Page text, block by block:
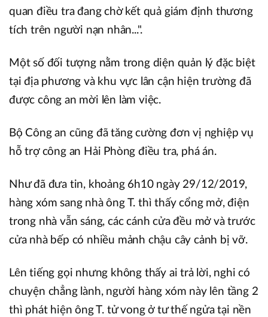
quan điều tra đang chờ kết quả giám định thương
tích trên người nạn nhân...".
Một số đối tượng nằm trong diện quản lý đặc biệt
tại địa phương và khu vực lân cận hiện trường đã
được công an mời lên làm việc.
Bộ Công an cũng đã tăng cường đơn vị nghiệp vụ
hỗ trợ công an Hải Phòng điều tra, phá án.
Như đã đưa tin, khoảng 6h10 ngày 29/12/2019,
hàng xóm sang nhà ông T. thì thấy cổng mở, điện
trong nhà vẫn sáng, các cánh cửa đều mở và trước
cửa nhà bếp có nhiều mảnh chậu cây cảnh bị vỡ.
Lên tiếng gọi nhưng không thấy ai trả lời, nghi có
chuyện chẳng lành, người hàng xóm này lên tầng 2
thì phát hiện ông T. tử vong ở tư thế ngửa tại nền